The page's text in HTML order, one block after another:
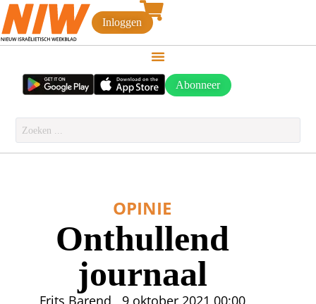
Inloggen
Abonneer
OPINIE
Onthullend
journaal